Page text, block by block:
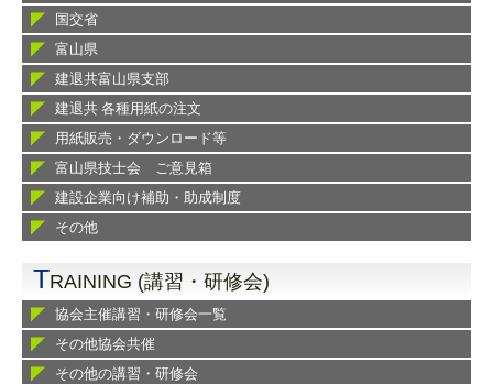
国交省
富山県
建退共富山県支部
建退共 各種用紙の注文
用紙販売・ダウンロード等
富山県技士会 ご意見箱
建設企業向け補助・助成制度
その他
TRAINING (講習・研修会)
協会主催講習・研修会一覧
その他協会共催
その他の講習・研修会